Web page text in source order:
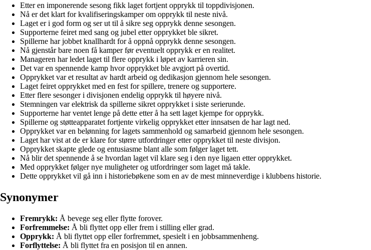
Etter en imponerende sesong fikk laget fortjent opprykk til toppdivisjonen.
Nå er det klart for kvalifiseringskamper om opprykk til neste nivå.
Laget er i god form og ser ut til å sikre seg opprykk denne sesongen.
Supporterne feiret med sang og jubel etter opprykket ble sikret.
Spillerne har jobbet knallhardt for å oppnå opprykk denne sesongen.
Nå gjenstår bare noen få kamper før eventuelt opprykk er en realitet.
Manageren har ledet laget til flere opprykk i løpet av karrieren sin.
Det var en spennende kamp hvor opprykket ble avgjort på overtid.
Opprykket var et resultat av hardt arbeid og dedikasjon gjennom hele sesongen.
Laget feiret opprykket med en fest for spillere, trenere og supportere.
Etter flere sesonger i divisjonen endelig opprykk til høyere nivå.
Stemningen var elektrisk da spillerne sikret opprykket i siste serierunde.
Supporterne har ventet lenge på dette etter å ha sett laget kjempe for opprykk.
Spillerne og støtteapparatet fortjente virkelig opprykket etter innsatsen de har lagt ned.
Opprykket var en belønning for lagets sammenhold og samarbeid gjennom hele sesongen.
Laget har vist at de er klare for større utfordringer etter opprykket til neste divisjon.
Opprykket skapte glede og entusiasme blant alle som følger laget tett.
Nå blir det spennende å se hvordan laget vil klare seg i den nye ligaen etter opprykket.
Med opprykket følger nye muligheter og utfordringer som laget må takle.
Dette opprykket vil gå inn i historiebøkene som en av de mest minneverdige i klubbens historie.
Synonymer
Fremrykk: Å bevege seg eller flytte forover.
Forfremmelse: Å bli flyttet opp eller frem i stilling eller grad.
Opprykk: Å bli flyttet opp eller forfremmet, spesielt i en jobbsammenheng.
Forflyttelse: Å bli flyttet fra en posisjon til en annen.